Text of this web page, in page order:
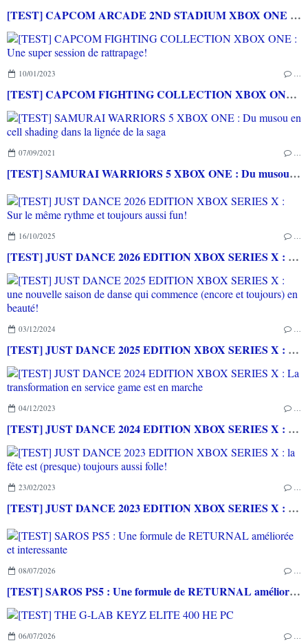
[TEST] CAPCOM ARCADE 2ND STADIUM XBOX ONE : Encore quelques raretés de plus!
10/01/2023
[TEST] CAPCOM FIGHTING COLLECTION XBOX ONE : Une super session de rattrapage!
07/09/2021
[TEST] SAMURAI WARRIORS 5 XBOX ONE : Du musou en cell shading dans la lignée de la saga
16/10/2025
[TEST] JUST DANCE 2026 EDITION XBOX SERIES X : Sur le même rythme et toujours aussi fun!
03/12/2024
[TEST] JUST DANCE 2025 EDITION XBOX SERIES X : une nouvelle saison de danse qui commence (encore et toujours) en beauté!
04/12/2023
[TEST] JUST DANCE 2024 EDITION XBOX SERIES X : La transformation en service game est en marche
23/02/2023
[TEST] JUST DANCE 2023 EDITION XBOX SERIES X : la fête est (presque) toujours aussi folle!
08/07/2026
[TEST] SAROS PS5 : Une formule de RETURNAL améliorée et interessante
06/07/2026